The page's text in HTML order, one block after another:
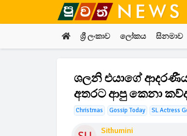
ශ්‍රී ලංකාව ලෝකය සිනමාව
ශලනි එයාගේ ආදරණීය
අතරට ආපු කෙනා
Christmas Gossip Today SL Actress
Sithumini